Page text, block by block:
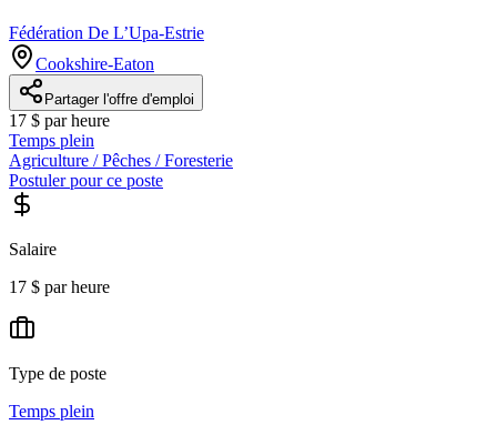
Fédération De L’Upa-Estrie
Cookshire-Eaton
Partager l'offre d'emploi
17 $ par heure
Temps plein
Agriculture / Pêches / Foresterie
Postuler pour ce poste
Salaire
17 $ par heure
Type de poste
Temps plein